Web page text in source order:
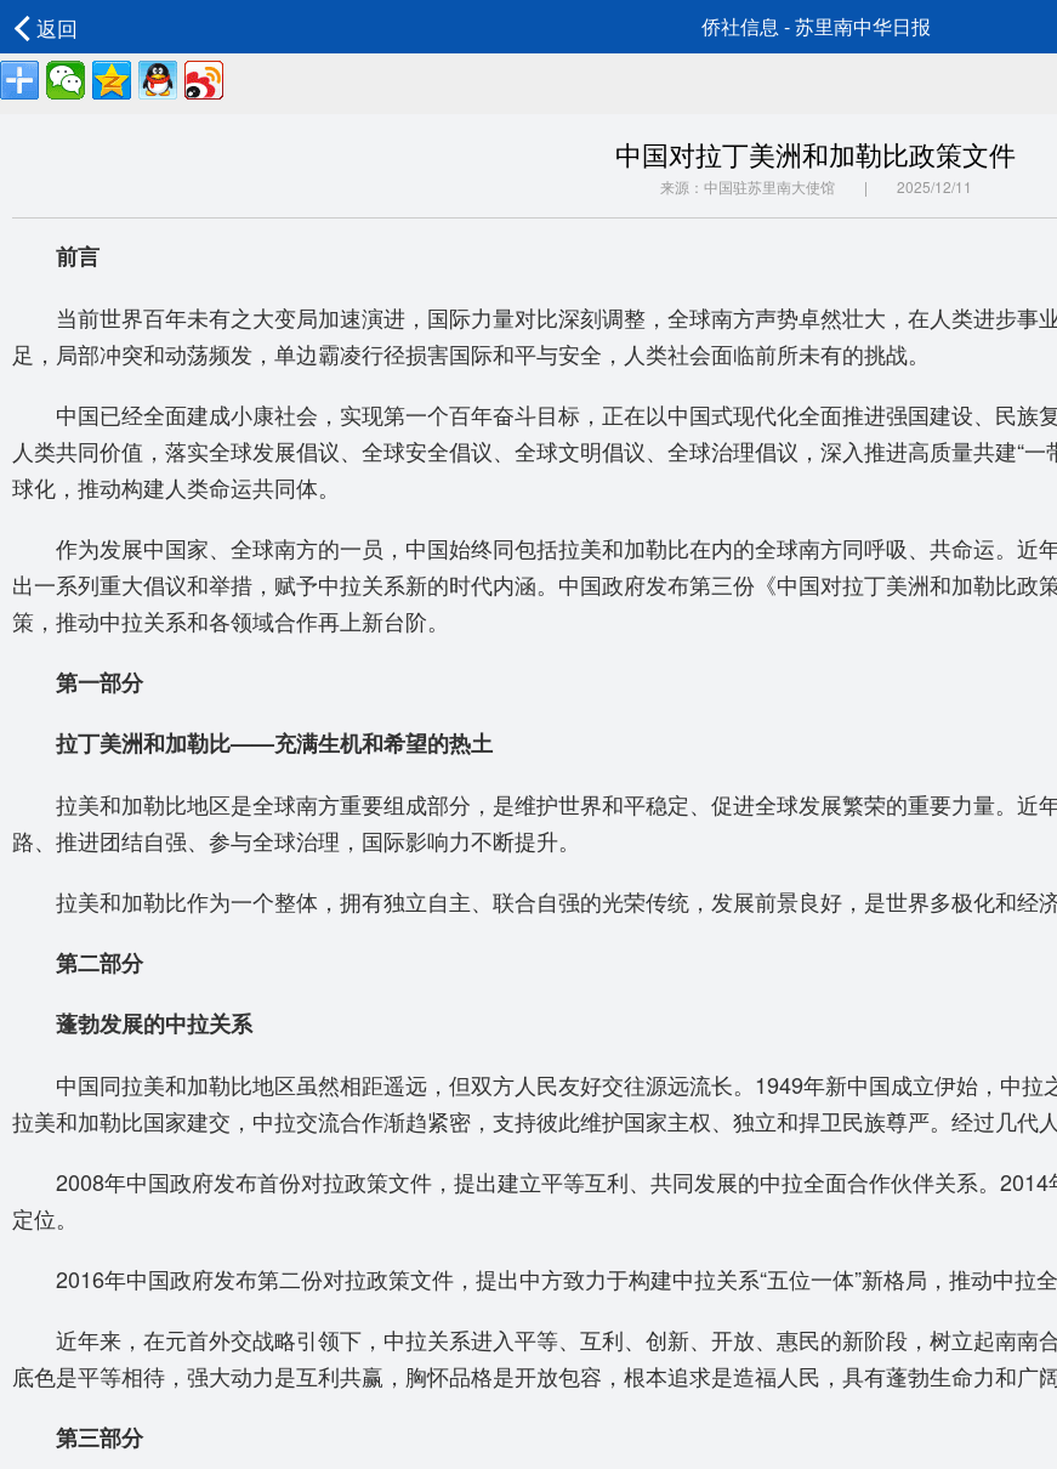
返回 侨社信息 - 苏里南中华日报
中国对拉丁美洲和加勒比政策文件
来源：中国驻苏里南大使馆 | 2025/12/11
前言
当前世界百年未有之大变局加速演进，国际力量对比深刻调整，全球南方声势卓然壮大，在人类进步事
足，局部冲突和动荡频发，单边霸凌行径损害国际和平与安全，人类社会面临前所未有的挑战。
中国已经全面建成小康社会，实现第一个百年奋斗目标，正在以中国式现代化全面推进强国建设、民族
人类共同价值，落实全球发展倡议、全球安全倡议、全球文明倡议、全球治理倡议，深入推进高质量共建“
球化，推动构建人类命运共同体。
作为发展中国家、全球南方的一员，中国始终同包括拉美和加勒比在内的全球南方同呼吸、共命运。近
出一系列重大倡议和举措，赋予中拉关系新的时代内涵。中国政府发布第三份《中国对拉丁美洲和加勒比
策，推动中拉关系和各领域合作再上新台阶。
第一部分
拉丁美洲和加勒比——充满生机和希望的热土
拉美和加勒比地区是全球南方重要组成部分，是维护世界和平稳定、促进全球发展繁荣的重要力量。近
路、推进团结自强、参与全球治理，国际影响力不断提升。
拉美和加勒比作为一个整体，拥有独立自主、联合自强的光荣传统，发展前景良好，是世界多极化和经济
第二部分
蓬勃发展的中拉关系
中国同拉美和加勒比地区虽然相距遥远，但双方人民友好交往源远流长。1949年新中国成立伊始，中拉
拉美和加勒比国家建交，中拉交流合作渐趋紧密，支持彼此维护国家主权、独立和捍卫民族尊严。经过几代
2008年中国政府发布首份对拉政策文件，提出建立平等互利、共同发展的中拉全面合作伙伴关系。
定位。
2016年中国政府发布第二份对拉政策文件，提出中方致力于构建中拉关系“五位一体”新格局，推动中拉全
近年来，在元首外交战略引领下，中拉关系进入平等、互利、创新、开放、惠民的新阶段，树立起南南
底色是平等相待，强大动力是互利共赢，胸怀品格是开放包容，根本追求是造福人民，具有蓬勃生命力和广阔
第三部分